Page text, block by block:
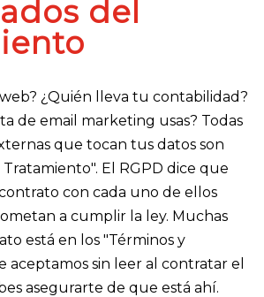
del
¿Quién lleva tu contabilidad?
de email marketing usas? Todas
que tocan tus datos son
El RGPD dice que
con cada uno de ellos
a cumplir la ley. Muchas
está en los "Términos y
aceptamos sin leer al contratar el
asegurarte de que está ahí.